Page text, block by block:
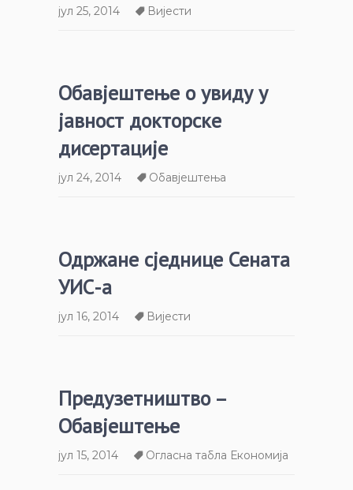
јул 25, 2014 Вијести
Обавјештење о увиду у
јавност докторске
дисертације
јул 24, 2014 Обавјештења
Одржане сједнице Сената
УИС-а
јул 16, 2014 Вијести
Предузетништво –
Обавјештење
јул 15, 2014 Огласна табла Економија